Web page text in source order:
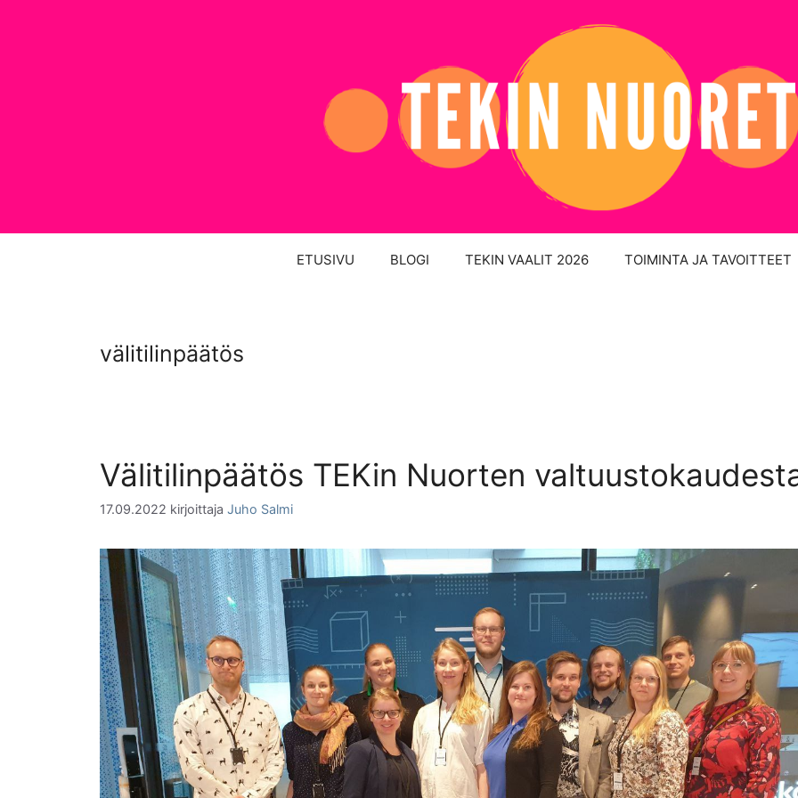
ETUSIVU BLOGI TEKIN VAALIT 2026 TOIMINTA JA TAVOITTEET
välitilinpäätös
Välitilinpäätös TEKin Nuorten
17.09.2022 kirjoittaja Juho Salmi